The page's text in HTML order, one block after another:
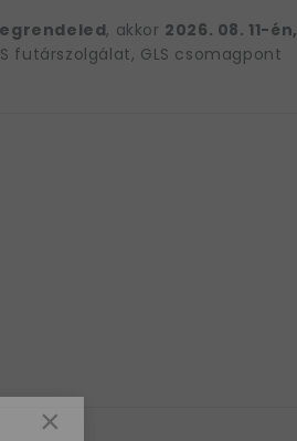
, akkor 2026. 08. 11-én,
futárszolgálat, GLS csomagpont
×